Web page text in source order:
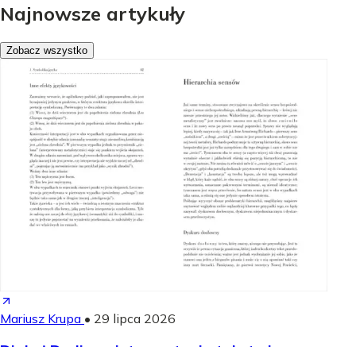
Najnowsze artykuły
Zobacz wszystko
Mariusz Krupa • 29 lipca 2026